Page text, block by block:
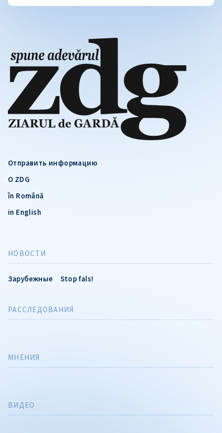
Отправить информацию
О ZDG
în Română
in English
НОВОСТИ
Зарубежные Stop fals!
РАССЛЕДОВАНИЯ
МНЕНИЯ
ВИДЕО